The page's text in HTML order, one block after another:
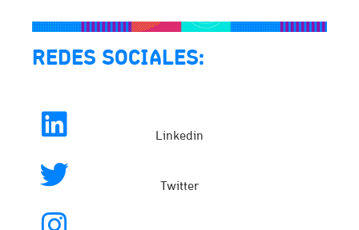
REDES SOCIALES:
Linkedin
Twitter